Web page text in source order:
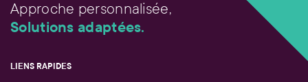
Approche personnalisée,
Solutions adaptées.
LIENS RAPIDES